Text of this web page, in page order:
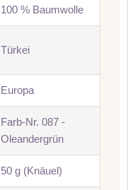
100 % Baumwolle
Türkei
Europa
Farb-Nr. 087 -
Oleandergrün
50 g (Knäuel)